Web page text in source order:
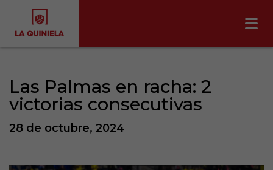
Las Palmas en racha: 2
victorias consecutivas
28 de octubre, 2024